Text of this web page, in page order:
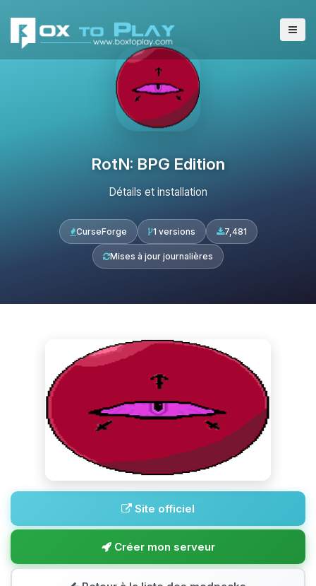
RotN: BPG Edition
Détails et installation
CurseForge 1 versions 7,481
Mises à jour journalières
Site officiel
Créer mon serveur